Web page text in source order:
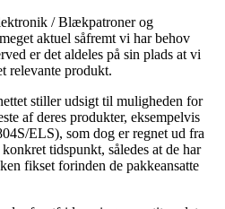
/ Blækpatroner og
aktuel såfremt vi har behov
er det aldeles på sin plads at vi
relevante produkt.
stiller udsigt til muligheden for
af deres produkter, eksempelvis
ELS), som dog er regnet ud fra
tidspunkt, således at de har
fikset forinden de pakkeansatte